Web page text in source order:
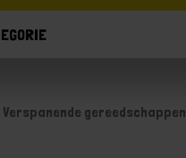
Verspanende gereedschappen